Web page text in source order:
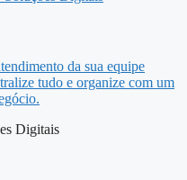
da sua equipe
tudo e organize com um